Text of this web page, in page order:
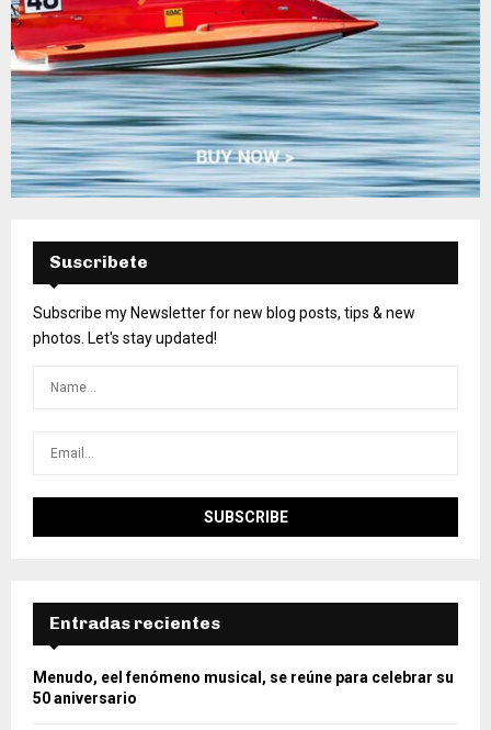
Suscribete
Subscribe my Newsletter for new blog posts, tips & new
photos. Let's stay updated!
Entradas recientes
Menudo, eel fenómeno musical, se reúne para celebrar su
50 aniversario